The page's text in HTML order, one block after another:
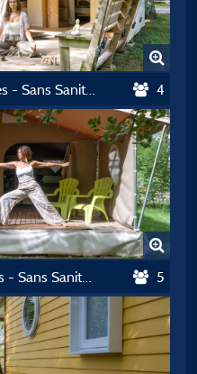
Tente Ecolodge - 2 Chambres - Sans Sanitaire 4
Tentes Canada - 2 Chambres - Sans Sanitaire 5